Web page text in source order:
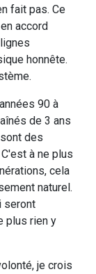
fait pas. Ce
accord
honnête.
90 à
de 3 ans
des
à ne plus
cela
naturel.
seront
plus rien y
je crois